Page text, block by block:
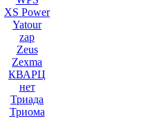
XS Power
Yatour
zap
Zeus
Zexma
КВАРЦ
нет
Триада
Триома